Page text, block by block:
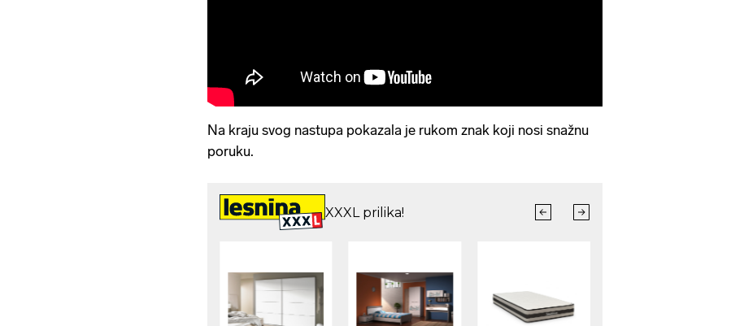
Na kraju svog nastupa pokazala je rukom znak koji nosi snažnu
poruku.